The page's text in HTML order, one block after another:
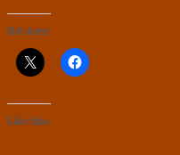
Del dette:
Like this: